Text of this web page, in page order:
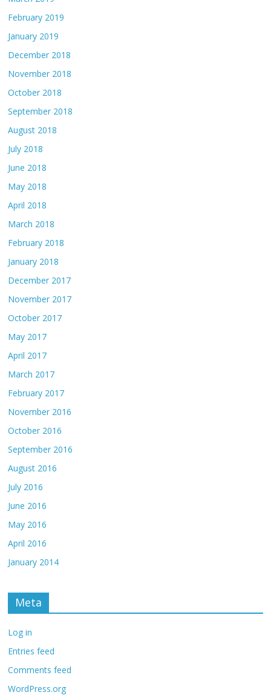
February 2019
January 2019
December 2018
November 2018
October 2018
September 2018
August 2018
July 2018
June 2018
May 2018
April 2018
March 2018
February 2018
January 2018
December 2017
November 2017
October 2017
May 2017
April 2017
March 2017
February 2017
November 2016
October 2016
September 2016
August 2016
July 2016
June 2016
May 2016
April 2016
January 2014
Meta
Log in
Entries feed
Comments feed
WordPress.org